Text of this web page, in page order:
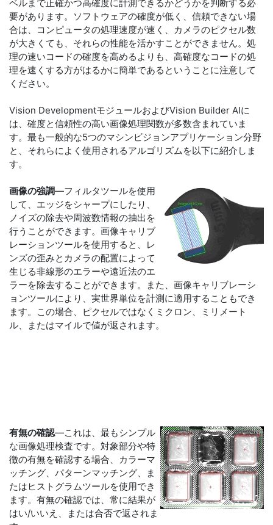
ベルまで正確かつ高確度に計測できるかどうかを判断する必
要があります。ソフトウェアの確度が低く、信頼できない場
合は、コンピュータの処理速度が速く、カメラのピクセル数
が大きくても、それらの性能を活かすことができません。処
理の速いコードの確度を高めるよりも、高確度なコードの処
理を速くする方がはるかに簡単であるということに注意して
ください。
Vision DevelopmentモジュールおよびVision Builder AIに
は、確度と信頼性の高い画像処理関数が多数含まれていま
す。最も一般的な5つのマシンビジョンアプリケーション分野
と、それらによく使用されるアルゴリズムを以下に紹介しま
す。
画像の強調―フィルタツールを使用
して、エッジをシャープにしたり、
ノイズの除去や周波数情報の抽出を
行うことができます。画像キャリブ
レーションツールを使用すると、レ
ンズの歪みとカメラの配置によって
生じる非線形のエラーや遠近法のエ
ラーを除去することができます。また、画像キャリブレーシ
ョンツールにより、実世界単位を計測に適用することもでき
ます。この場合、ピクセルではなくミクロン、ミリメート
ル、またはマイルで値が返されます。
有無の確認―これは、最もシンプル
な画像処理検査です。対象部分や特
徴の有無を確認する場合、カラーマ
ッチング、パターンマッチング、ま
たはヒストグラムツールを使用でき
ます。有無の確認では、常に結果が
はい/いいえ、または合否で返されま